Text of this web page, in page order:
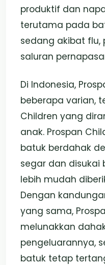
produktif dan
terutama pada
sedang akibat flu,
saluran
Di Indonesia,
beberapa varian,
Children yang
anak. Prospan
batuk berdahak
segar dan disukai
lebih mudah
Dengan
yang sama,
melunakkan
pengeluarannya,
batuk tetap